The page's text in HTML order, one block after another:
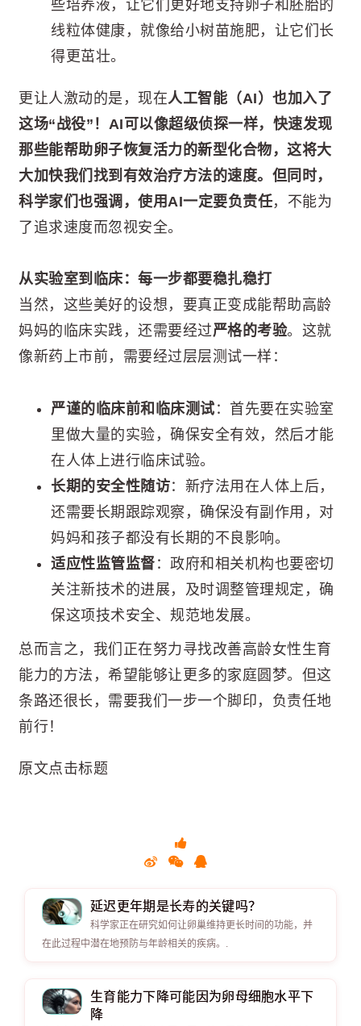
些培养液，让它们更好地支持卵子和胚胎的
线粒体健康，就像给小树苗施肥，让它们长
得更茁壮。
更让人激动的是，现在人工智能（AI） 也加入了
这场“战役”！AI可以像超级侦探一样，快速发现
那些能帮助卵子恢复活力的新型化合物，这将大
大加快我们找到有效治疗方法的速度。但同时，
科学家们也强调，使用AI一定要负责任，不能为
了追求速度而忽视安全。
从实验室到临床：每一步都要稳扎稳打
当然，这些美好的设想，要真正变成能帮助高龄
妈妈的临床实践，还需要经过严格的考验。这就
像新药上市前，需要经过层层测试一样：
严谨的临床前和临床测试 ：首先要在实验室
里做大量的实验，确保安全有效，然后才能
在人体上进行临床试验。
长期的安全性随访：新疗法用在人体上后，
还需要长期跟踪观察，确保没有副作用，对
妈妈和孩子都没有长期的不良影响。
适应性监管监督 ：政府和相关机构也要密切
关注新技术的进展，及时调整管理规定，确
保这项技术安全、规范地发展。
总而言之，我们正在努力寻找改善高龄女性生育
能力的方法，希望能够让更多的家庭圆梦。但这
条路还很长，需要我们一步一个脚印，负责任地
前行！
原文点击标题
延迟更年期是长寿的关键吗？
科学家正在研究如何让卵巢维持更长时间的功能，并
在此过程中潜在地预防与年龄相关的疾病。.
生育能力下降可能因为卵母细胞水平下
降